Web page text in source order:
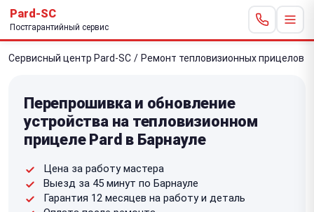
Pard-SC
Постгарантийный сервис
Сервисный центр Pard-SC / Ремонт тепловизионных прицелов
Перепрошивка и обновление
устройства на тепловизионном
прицеле Pard в Барнауле
Цена за работу мастера
Выезд за 45 минут по Барнауле
Гарантия 12 месяцев на работу и деталь